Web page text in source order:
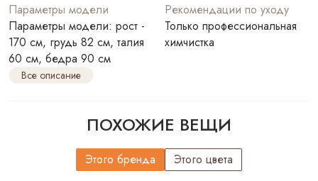
Параметры модели
Параметры модели: рост -
170 см, грудь 82 см, талия
60 см, бедра 90 см
Рекомендации по уходу
Только профессиональная
химчистка
Все описание
ПОХОЖИЕ ВЕЩИ
Этого бренда Этого цвета